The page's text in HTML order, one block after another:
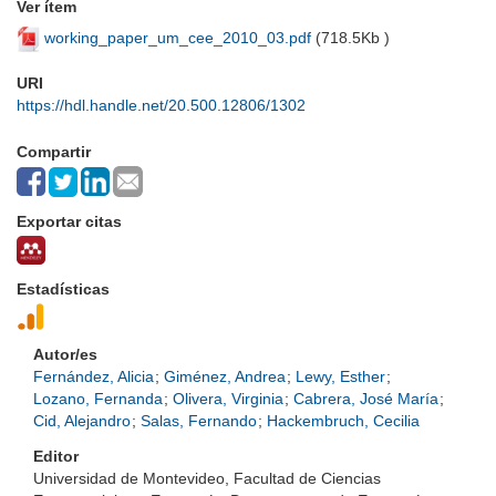
Ver ítem
working_paper_um_cee_2010_03.pdf (718.5Kb )
URI
https://hdl.handle.net/20.500.12806/1302
Compartir
Exportar citas
Estadísticas
Autor/es
Fernández, Alicia; Giménez, Andrea; Lewy, Esther;
Lozano, Fernanda; Olivera, Virginia; Cabrera, José María;
Cid, Alejandro; Salas, Fernando; Hackembruch, Cecilia
Editor
Universidad de Montevideo, Facultad de Ciencias